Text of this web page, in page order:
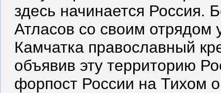
здесь начинается Россия.
Атласов со своим отрядом
Камчатка православный
объявив эту территорию
форпост России на Тихом